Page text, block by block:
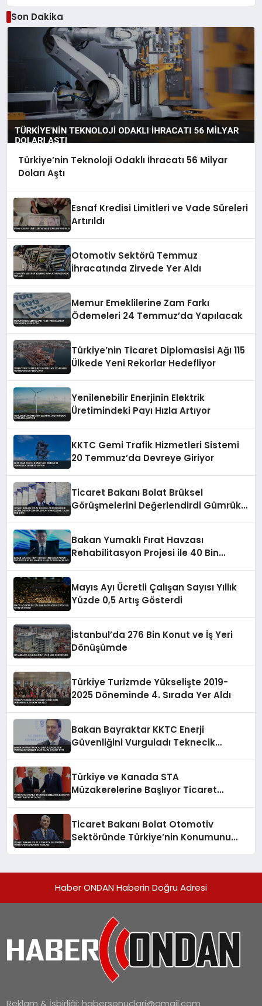
Son Dakika
Türkiye’nin Teknoloji Odaklı İhracatı 56 Milyar
Doları Aştı
Esnaf Kredisi Limitleri ve Vade Süreleri
Artırıldı
Otomotiv Sektörü Temmuz
İhracatında Zirvede Yer Aldı
Memur Emeklilerine Zam Farkı
Ödemeleri 24 Temmuz’da Yapılacak
Türkiye’nin Ticaret Diplomasisi Ağı 115
Ülkede Yeni Rekorlar Hedefliyor
Yenilenebilir Enerjinin Elektrik
Üretimindeki Payı Hızla Artıyor
KKTC Gemi Trafik Hizmetleri Sistemi
20 Temmuz’da Devreye Giriyor
Ticaret Bakanı Bolat Brüksel
Görüşmelerini Değerlendirdi Gümrük
Bakan Yumaklı Fırat Havzası
Rehabilitasyon Projesi ile 40 Bin
Mayıs Ayı Ücretli Çalışan Sayısı Yıllık
Yüzde 0,5 Artış Gösterdi
İstanbul’da 276 Bin Konut ve İş Yeri
Dönüşümde
Türkiye Turizmde Yükselişte 2019-
2025 Döneminde 4. Sırada Yer Aldı
Bakan Bayraktar KKTC Enerji
Güvenliğini Vurguladı Teknecik
Türkiye ve Kanada STA
Müzakerelerine Başlıyor Ticaret
Ticaret Bakanı Bolat Otomotiv
Sektöründe Türkiye’nin Konumunu
Haber ONDAN Haberin Doğru Adresi
Reklam & İşbirliği:habersonuclari@gmail.com